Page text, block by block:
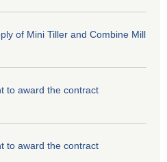
of Mini Tiller and Combine Mill
to award the contract
to award the contract